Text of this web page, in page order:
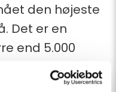
den højeste
Det er en
end 5.000
har modtaget,